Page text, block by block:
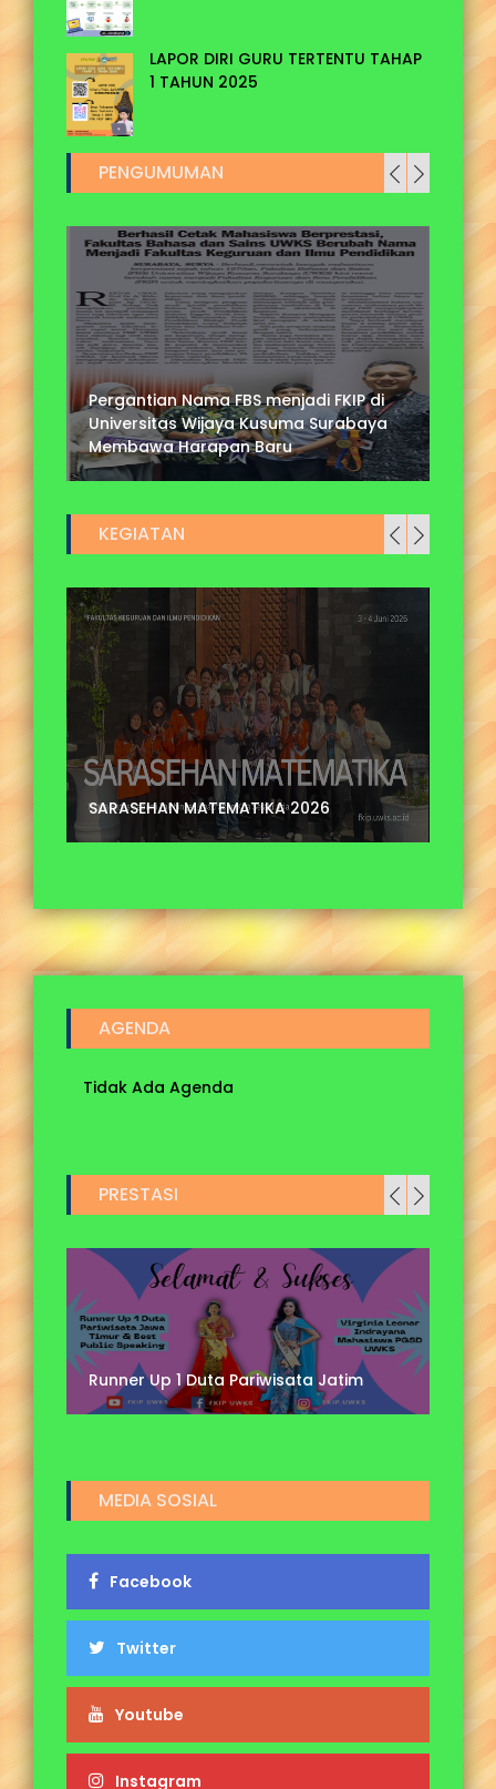
LAPOR DIRI GURU TERTENTU TAHAP
1 TAHUN 2025
PENGUMUMAN
Pergantian Nama FBS menjadi FKIP di
Universitas Wijaya Kusuma Surabaya
Membawa Harapan Baru
KEGIATAN
SARASEHAN MATEMATIKA 2026
AGENDA
Tidak Ada Agenda
PRESTASI
Runner Up 1 Duta Pariwisata Jatim
MEDIA SOSIAL
Facebook
Twitter
Youtube
Instagram